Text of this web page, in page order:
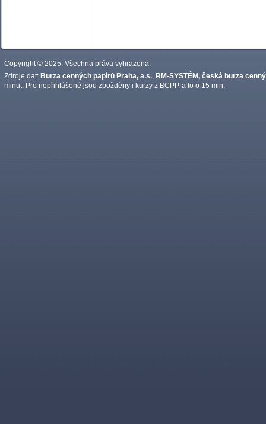
Copyright © 2025. Všechna práva vyhrazena.
Zdroje dat: Burza cenných papírů Praha, a.s. RM-SYSTÉM, česká burza
minut. Pro nepřihlášené jsou zpožděny i kurzy z BCPP, a to o 15 min.